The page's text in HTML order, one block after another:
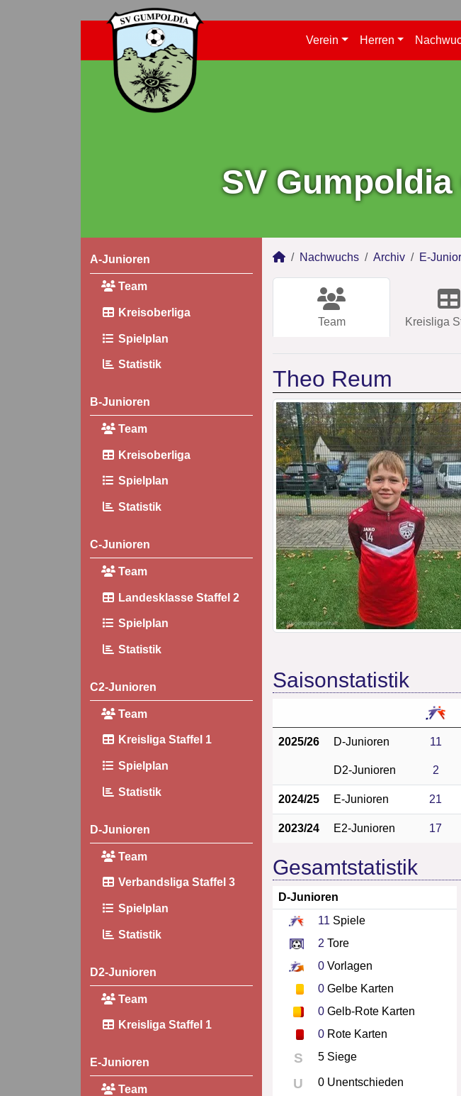
Verein Herren
SV
A-Junioren
Team
Kreisoberliga
Spielplan
Statistik
B-Junioren
Team
Kreisoberliga
Spielplan
Statistik
C-Junioren
Team
Landesklasse Staffel 2
Spielplan
Statistik
C2-Junioren
Team
Kreisliga Staffel 1
Spielplan
Statistik
D-Junioren
Team
Verbandsliga Staffel 3
Spielplan
Statistik
D2-Junioren
Team
Kreisliga Staffel 1
E-Junioren
Team
Nachwuchs Archiv E-
Team Kreisliga
Theo Reum
Saisonstatistik
2025/26 D-Junioren 11
D2-Junioren 2
2024/25 E-Junioren 21
2023/24 E2-Junioren 17
Gesamtstatistik
D-Junioren
11 Spiele
2 Tore
0 Vorlagen
0 Gelbe Karten
0 Gelb-Rote Karten
0 Rote Karten
S 5 Siege
U 0 Unentschieden